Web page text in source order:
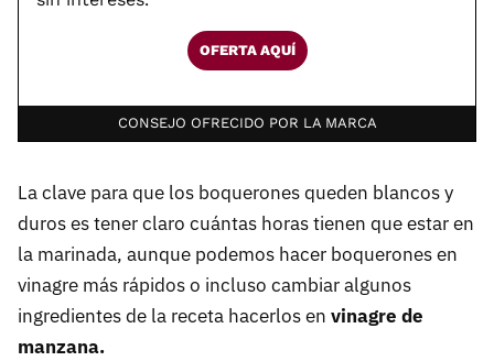
OFERTA AQUÍ
CONSEJO OFRECIDO POR LA MARCA
La clave para que los boquerones queden blancos y
duros es tener claro cuántas horas tienen que estar en
la marinada, aunque podemos hacer boquerones en
vinagre más rápidos o incluso cambiar algunos
ingredientes de la receta hacerlos en vinagre de
manzana.